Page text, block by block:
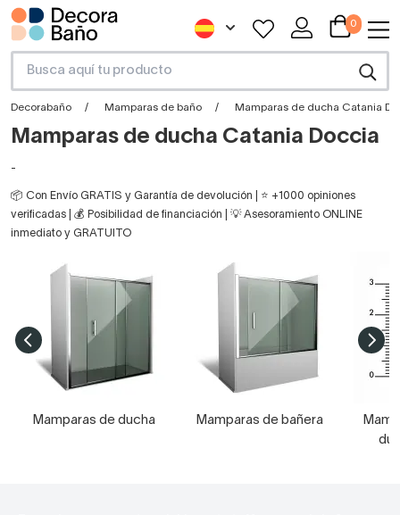
0
Decorabaño Mamparas de baño Mamparas de ducha Catania
Mamparas de ducha Catania Doccia
-
📦 Con Envío GRATIS y Garantía de devolución | ⭐ +1000 opiniones
verificadas | 💰 Posibilidad de financiación | 💡 Asesoramiento ONLINE
inmediato y GRATUITO
Mamparas de ducha Mamparas de bañera